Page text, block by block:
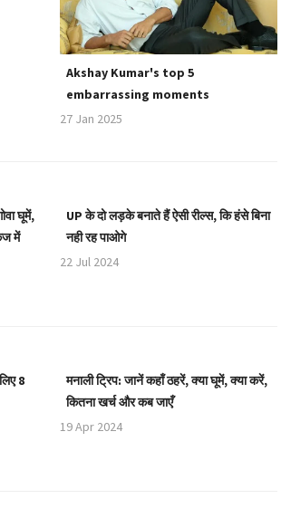
Akshay Kumar's top 5
embarrassing moments
27 Jan 2025
घूमें,
में
UP के दो लड़के बनाते हैं ऐसी रील्स, कि हंसे बिना
नही रह पाओगे
22 Jul 2024
8
मनाली ट्रिप: जानें कहाँ ठहरें, क्या घूमें, क्या करें,
कितना खर्च और कब जाएँ
19 Apr 2024